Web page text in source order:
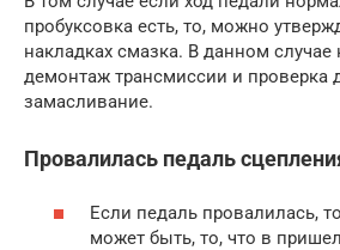
пробуксовка есть, то, можно
накладках смазка. В данном случае
демонтаж трансмиссии и проверка
замасливание.
Провалилась педаль
Если педаль провалилась,
может быть, то, что в